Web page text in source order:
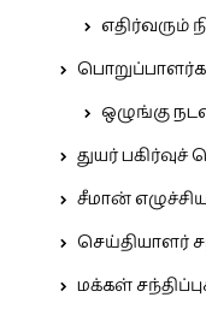
எதிர்வரும்
ஒழுங்கு
துயர்
சீமான்
செய்தியாளர்
மக்கள்